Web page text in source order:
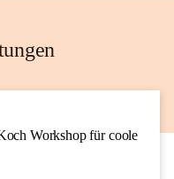
AUG
Workshop für coole